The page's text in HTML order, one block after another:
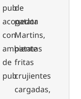
pub
acogedor
con
ambiente
de
pub
de
patata
Martins,
patatas
fritas
crujientes
cargadas,